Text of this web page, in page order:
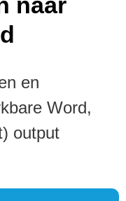
en
Word,
output